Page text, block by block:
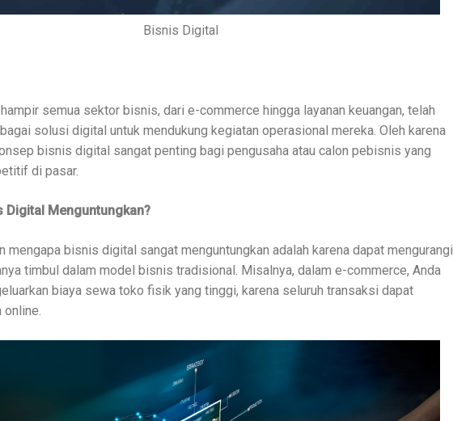
Bisnis Digital
semua sektor bisnis, dari e-commerce hingga layanan keuangan, telah
solusi digital untuk mendukung kegiatan operasional mereka. Oleh karena
bisnis digital sangat penting bagi pengusaha atau calon pebisnis yang
di pasar.
Digital Menguntungkan?
mengapa bisnis digital sangat menguntungkan adalah karena dapat mengurangi
timbul dalam model bisnis tradisional. Misalnya, dalam e-commerce, Anda
biaya sewa toko fisik yang tinggi, karena seluruh transaksi dapat
online.